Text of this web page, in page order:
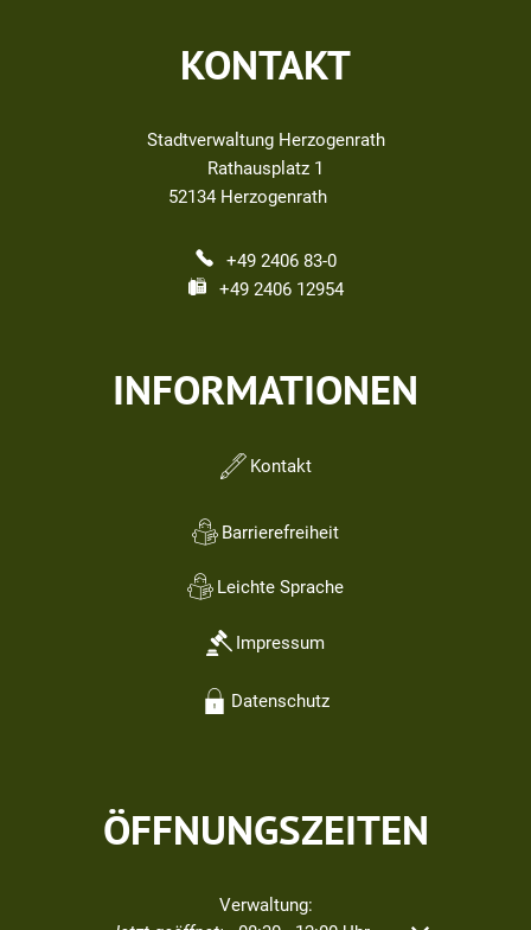
KONTAKT
Stadtverwaltung Herzogenrath
Rathausplatz 1
52134 Herzogenrath
+49 2406 83-0
+49 2406 12954
INFORMATIONEN
Kontakt
Barrierefreiheit
Leichte Sprache
Impressum
Datenschutz
ÖFFNUNGSZEITEN
Verwaltung: